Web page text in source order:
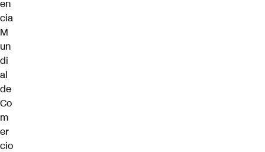
en
cia
M
un
di
al
de
Co
m
er
cio